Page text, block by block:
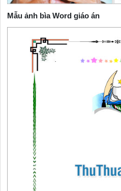
Mẫu ảnh bìa Word giáo án